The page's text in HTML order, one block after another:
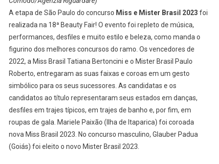
A etapa de São Paulo do concurso Miss e Mister Brasil 2023 foi
realizada na 18ª Beauty Fair! O evento foi repleto de música,
performances, desfiles e muito estilo e beleza, como manda o
figurino dos melhores concursos do ramo. Os vencedores de
2022, a Miss Brasil Tatiana Bertoncini e o Mister Brasil Paulo
Roberto, entregaram as suas faixas e coroas em um gesto
simbólico para os seus sucessores. As candidatas e os
candidatos ao título representaram seus estados em danças,
desfiles em trajes típicos, em trajes de banho e, por fim, em
roupas de gala. Mariele Paixão (Ilha de Itaparica) foi coroada
nova Miss Brasil 2023. No concurso masculino, Glauber Padua
(Goiás) foi eleito o novo Mister Brasil 2023.